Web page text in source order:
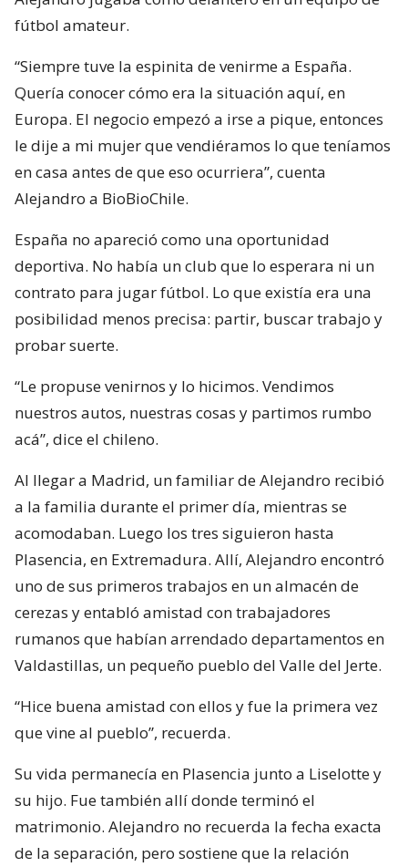
fútbol amateur.
“Siempre tuve la espinita de venirme a España.
Quería conocer cómo era la situación aquí, en
Europa. El negocio empezó a irse a pique, entonces
le dije a mi mujer que vendiéramos lo que teníamos
en casa antes de que eso ocurriera”, cuenta
Alejandro a BioBioChile.
España no apareció como una oportunidad
deportiva. No había un club que lo esperara ni un
contrato para jugar fútbol. Lo que existía era una
posibilidad menos precisa: partir, buscar trabajo y
probar suerte.
“Le propuse venirnos y lo hicimos. Vendimos
nuestros autos, nuestras cosas y partimos rumbo
acá”, dice el chileno.
Al llegar a Madrid, un familiar de Alejandro recibió
a la familia durante el primer día, mientras se
acomodaban. Luego los tres siguieron hasta
Plasencia, en Extremadura. Allí, Alejandro encontró
uno de sus primeros trabajos en un almacén de
cerezas y entabló amistad con trabajadores
rumanos que habían arrendado departamentos en
Valdastillas, un pequeño pueblo del Valle del Jerte.
“Hice buena amistad con ellos y fue la primera vez
que vine al pueblo”, recuerda.
Su vida permanecía en Plasencia junto a Liselotte y
su hijo. Fue también allí donde terminó el
matrimonio. Alejandro no recuerda la fecha exacta
de la separación, pero sostiene que la relación